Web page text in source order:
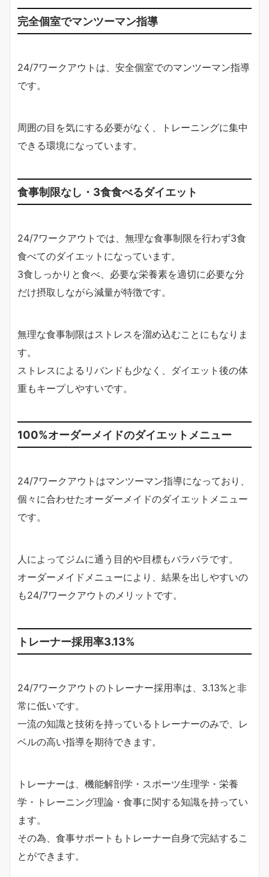
完全個室でマンツーマン指導
24/7ワークアウトは、安全個室でのマンツーマン指導
です。
周囲の目を気にする必要がなく、トレーニングに集中
できる環境になっています。
食事制限なし・3食食べるダイエット
24/7ワークアウトでは、無理な食事制限を行わず3食
食べてのダイエットになっています。
3食しっかりと食べ、必要な栄養素を適切に必要な分
だけ摂取しながら減量が特徴です。
無理な食事制限はストレスを溜め込むことにもなりま
す。
ストレスによるリバンドも少なく、ダイエット後の体
重もキープしやすいです。
100%オーダーメイドのダイエットメニュー
24/7ワークアウトはマンツーマン指導になっており、
個々に合わせたオーダーメイドのダイエットメニュー
です。
人によってジムに通う目的や目標もバラバラです。
オーダーメイドメニューにより、結果を出しやすいの
も24/7ワークアウトのメリットです。
トレーナー採用率3.13%
24/7ワークアウトのトレーナー採用率は、3.13%と非
常に低いです。
一流の知識と技術を持っているトレーナーのみで、レ
ベルの高い指導を期待できます。
トレーナーは、機能解剖学・スポーツ生理学・栄養
学・トレーニング理論・食事に関する知識を持ってい
ます。
その為、食事サポートもトレーナー自身で完結するこ
とができます。